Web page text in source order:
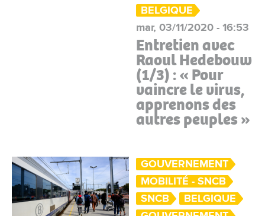
BELGIQUE
mar, 03/11/2020 - 16:53
Entretien avec
Raoul Hedebouw
(1/3) : « Pour
vaincre le virus,
apprenons des
autres peuples »
GOUVERNEMENT
MOBILITÉ - SNCB
SNCB
BELGIQUE